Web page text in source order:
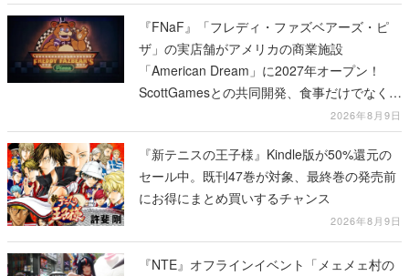
『FNaF』「フレディ・ファズベアーズ・ピ
ザ」の実店舗がアメリカの商業施設
「American Dream」に2027年オープン！
ScottGamesとの共同開発、食事だけでなくス
テージショーや没入型のホラー体験も楽しめ
る
2026年8月9日
『新テニスの王子様』Kindle版が50%還元の
セール中。既刊47巻が対象、最終巻の発売前
にお得にまとめ買いするチャンス
2026年8月9日
『NTE』オフラインイベント「メェメェ村の